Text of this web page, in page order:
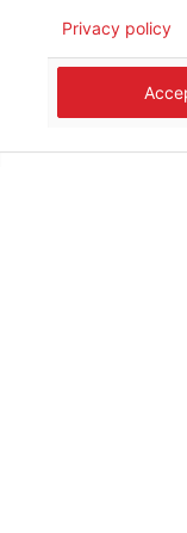
domicile et a
Faire un don
Privacy policy